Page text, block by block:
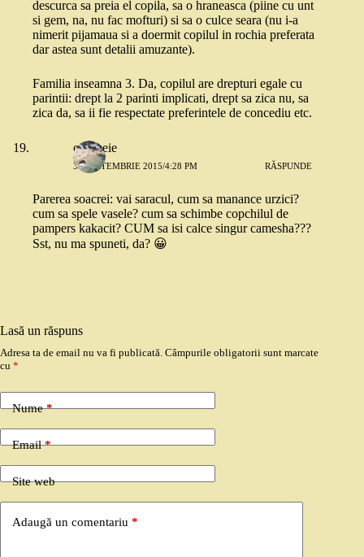
descurca sa preia el copila, sa o hraneasca (piine cu unt
si gem, na, nu fac mofturi) si sa o culce seara (nu i-a
nimerit pijamaua si a doermit copilul in rochia preferata
dar astea sunt detalii amuzante).
Familia inseamna 3. Da, copilul are drepturi egale cu
parintii: drept la 2 parinti implicati, drept sa zica nu, sa
zica da, sa ii fie respectate preferintele de concediu etc.
o femeie
30 SEPTEMBRIE 2015/4:28 PM RĂSPUNDE
Parerea soacrei: vai saracul, cum sa manance urzici?
cum sa spele vasele? cum sa schimbe copchilul de
pampers kakacit? CUM sa isi calce singur camesha???
Sst, nu ma spuneti, da? 😀
Lasă un răspuns
Adresa ta de email nu va fi publicată. Câmpurile obligatorii sunt marcate
cu *
Nume*
Email*
Site web
Adaugă un comentariu *